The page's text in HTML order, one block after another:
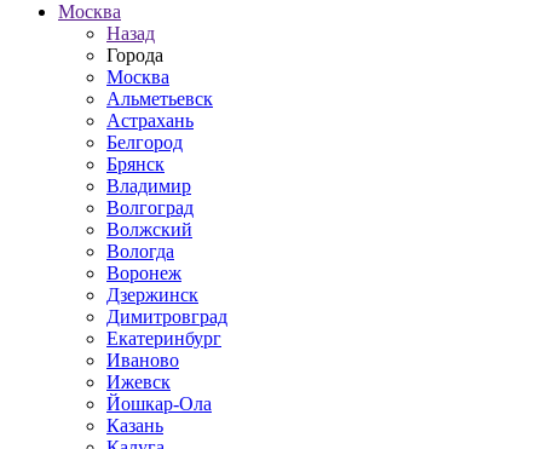
Москва
Назад
Города
Москва
Альметьевск
Астрахань
Белгород
Брянск
Владимир
Волгоград
Волжский
Вологда
Воронеж
Дзержинск
Димитровград
Екатеринбург
Иваново
Ижевск
Йошкар-Ола
Казань